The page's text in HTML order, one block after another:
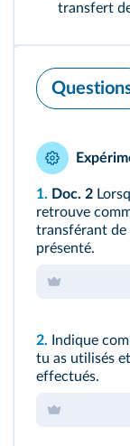
transfert
1. Doc. 2
retrouve
transférant de
présenté.
2.
Indique
tu as utilisés
effectués.